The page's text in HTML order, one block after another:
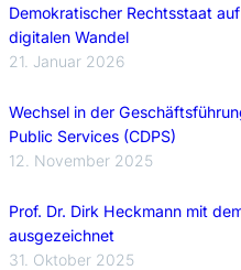
Demokratischer Rechtsstaat
digitalen Wandel
21. Januar 2026
Wechsel in der
Public Services (CDPS)
12. November 2025
Prof. Dr. Dirk Heckmann mit
ausgezeichnet
31. Oktober 2025